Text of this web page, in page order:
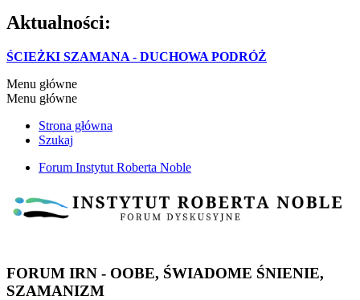
Aktualności:
ŚCIEŻKI SZAMANA - DUCHOWA PODRÓŻ
Menu główne
Menu główne
Strona główna
Szukaj
Forum Instytut Roberta Noble
FORUM IRN - OOBE, ŚWIADOME ŚNIENIE,
SZAMANIZM